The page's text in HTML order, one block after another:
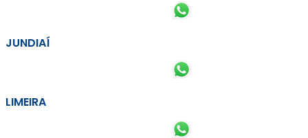
JUNDIAÍ
LIMEIRA